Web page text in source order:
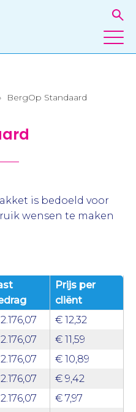
BergOp Standaard
is bedoeld voor
wensen te maken
Prijs per
cliënt
€ 12,32
€ 11,59
€ 10,89
€ 9,42
€ 7,97